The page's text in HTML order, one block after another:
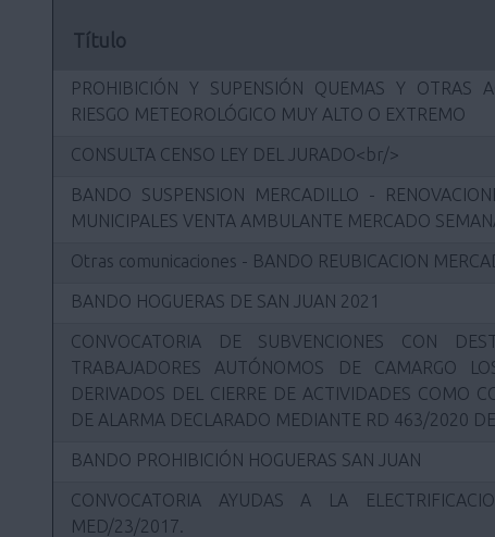
Título
PROHIBICIÓN Y SUPENSIÓN QUEMAS Y OTRAS
RIESGO METEOROLÓGICO MUY ALTO O EXTREMO
CONSULTA CENSO LEY DEL JURADO<br/>
BANDO SUSPENSION MERCADILLO -
MUNICIPALES VENTA AMBULANTE MERCADO
Otras comunicaciones - BANDO REUBICACION
BANDO HOGUERAS DE SAN JUAN 2021
CONVOCATORIA DE SUBVENCIONES CON
TRABAJADORES AUTÓNOMOS DE CAMARGO
DERIVADOS DEL CIERRE DE ACTIVIDADES COMO
DE ALARMA DECLARADO MEDIANTE RD 463/2020
BANDO PROHIBICIÓN HOGUERAS SAN JUAN
CONVOCATORIA AYUDAS A LA
MED/23/2017.